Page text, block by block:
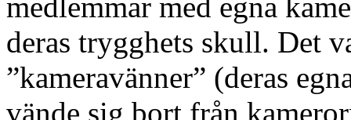
deras trygghets skull. Det
”kameravänner” (deras
vände sig bort från